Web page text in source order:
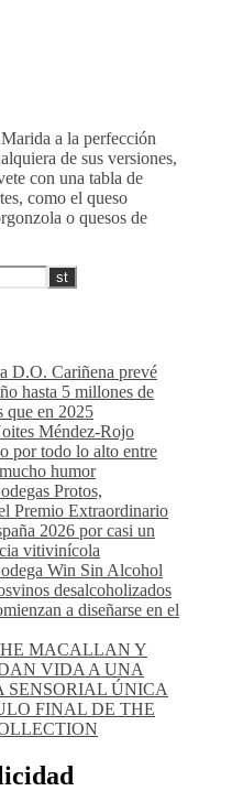
a la perfección
de sus versiones,
con una tabla de
como el queso
o quesos de
D.O. Cariñena prevé
hasta 5 millones de
que en 2025
Méndez-Rojo
por todo lo alto entre
humor
Protos,
Premio Extraordinario
2026 por casi un
vitivinícola
Win Sin Alcohol
desalcoholizados
a diseñarse en el
MACALLAN Y
VIDA A UNA
SENSORIAL ÚNICA
FINAL DE THE